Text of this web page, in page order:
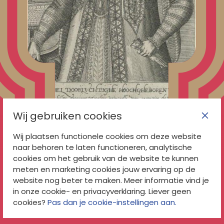
De pittige boekjes
van Anna van Saksen
Vorige
afbeelding
Volgende
afbeelding
Wij gebruiken cookies
Wij plaatsen functionele cookies om deze website
naar behoren te laten functioneren, analytische
cookies om het gebruik van de website te kunnen
meten en marketing cookies jouw ervaring op de
website nog beter te maken. Meer informatie vind je
in onze cookie- en privacyverklaring. Liever geen
cookies? Pas dan je cookie-instellingen aan.